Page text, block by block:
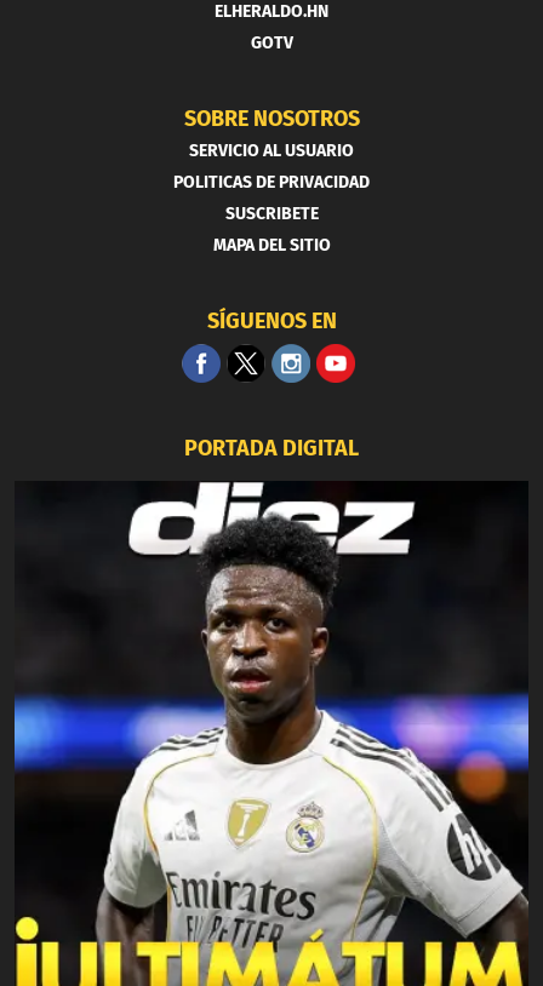
ELHERALDO.HN
GOTV
SOBRE NOSOTROS
SERVICIO AL USUARIO
POLITICAS DE PRIVACIDAD
SUSCRIBETE
MAPA DEL SITIO
SÍGUENOS EN
PORTADA DIGITAL